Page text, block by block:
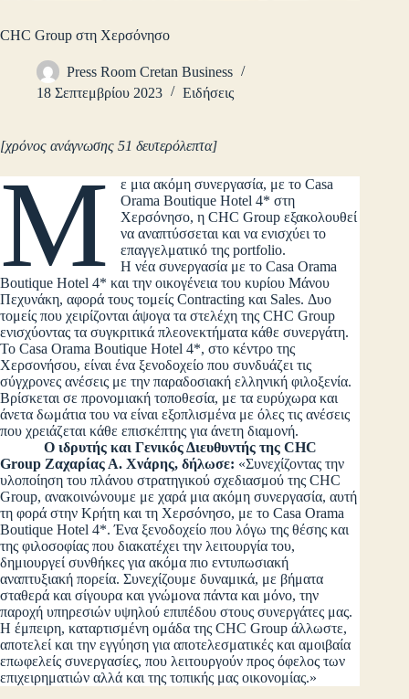
CHC Group στη Χερσόνησο
Press Room Cretan Business
18 Σεπτεμβρίου 2023
Ειδήσεις
[χρόνος ανάγνωσης 51 δευτερόλεπτα]
Μ
ε μια ακόμη συνεργασία, με το Casa
Orama Boutique Hotel 4* στη
Χερσόνησο, η CHC Group εξακολουθεί
να αναπτύσσεται και να ενισχύει το
επαγγελματικό της portfolio.
Η νέα συνεργασία με το Casa Orama
Boutique Hotel 4* και την οικογένεια του κυρίου Μάνου
Πεχυνάκη, αφορά τους τομείς Contracting και Sales. Δυο
τομείς που χειρίζονται άψογα τα στελέχη της CHC Group
ενισχύοντας τα συγκριτικά πλεονεκτήματα κάθε συνεργάτη.
Το Casa Orama Boutique Hotel 4*, στο κέντρο της
Χερσονήσου, είναι ένα ξενοδοχείο που συνδυάζει τις
σύγχρονες ανέσεις με την παραδοσιακή ελληνική φιλοξενία.
Βρίσκεται σε προνομιακή τοποθεσία, με τα ευρύχωρα και
άνετα δωμάτια του να είναι εξοπλισμένα με όλες τις ανέσεις
που χρειάζεται κάθε επισκέπτης για άνετη διαμονή.
Ο ιδρυτής και Γενικός Διευθυντής της CHC
Group Ζαχαρίας Α. Χνάρης, δήλωσε: «Συνεχίζοντας την
υλοποίηση του πλάνου στρατηγικού σχεδιασμού της CHC
Group, ανακοινώνουμε με χαρά μια ακόμη συνεργασία, αυτή
τη φορά στην Κρήτη και τη Χερσόνησο, με το Casa Orama
Boutique Hotel 4*. Ένα ξενοδοχείο που λόγω της θέσης και
της φιλοσοφίας που διακατέχει την λειτουργία του,
δημιουργεί συνθήκες για ακόμα πιο εντυπωσιακή
αναπτυξιακή πορεία. Συνεχίζουμε δυναμικά, με βήματα
σταθερά και σίγουρα και γνώμονα πάντα και μόνο, την
παροχή υπηρεσιών υψηλού επιπέδου στους συνεργάτες μας.
Η έμπειρη, καταρτισμένη ομάδα της CHC Group άλλωστε,
αποτελεί και την εγγύηση για αποτελεσματικές και αμοιβαία
επωφελείς συνεργασίες, που λειτουργούν προς όφελος των
επιχειρηματιών αλλά και της τοπικής μας οικονομίας.»